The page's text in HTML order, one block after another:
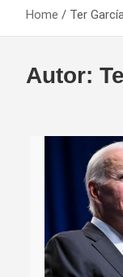
Home Ter
Autor: